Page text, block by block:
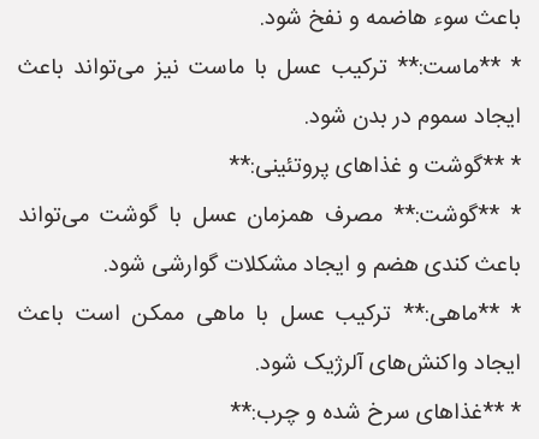
باعث سوء هاضمه و نفخ شود.
* **ماست:** ترکیب عسل با ماست نیز می‌تواند باعث
ایجاد سموم در بدن شود.
* **گوشت و غذاهای پروتئینی:**
* **گوشت:** مصرف همزمان عسل با گوشت می‌تواند
باعث کندی هضم و ایجاد مشکلات گوارشی شود.
* **ماهی:** ترکیب عسل با ماهی ممکن است باعث
ایجاد واکنش‌های آلرژیک شود.
* **غذاهای سرخ شده و چرب:**